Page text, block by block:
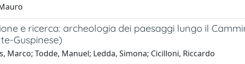
e ricerca: archeologia dei paesaggi lungo il
Guspinese)
Marco; Todde, Manuel; Ledda, Simona; Cicilloni, Riccardo